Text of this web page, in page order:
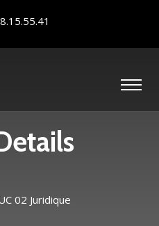
02 Juridique